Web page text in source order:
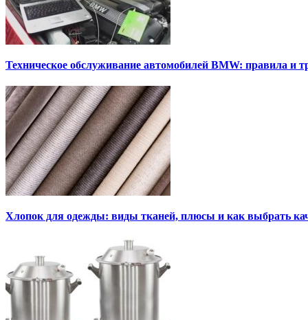
Техническое обслуживание автомобилей BMW: правила и
Хлопок для одежды: виды тканей, плюсы и как выбрать